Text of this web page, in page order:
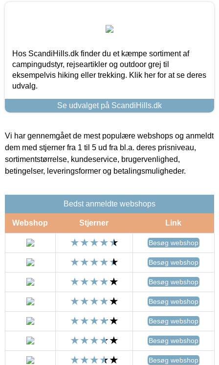
Hos ScandiHills.dk finder du et kæmpe sortiment af
campingudstyr, rejseartikler og outdoor grej til
eksempelvis hiking eller trekking. Klik her for at se deres
udvalg.
Se udvalget på ScandiHills.dk
Vi har gennemgået de mest populære webshops og anmeldt
dem med stjerner fra 1 til 5 ud fra bl.a. deres prisniveau,
sortimentstørrelse, kundeservice, brugervenlighed,
betingelser, leveringsformer og betalingsmuligheder.
Bedst anmeldte webshops
Webshop Stjerner Link
Besøg webshop
Besøg webshop
Besøg webshop
Besøg webshop
Besøg webshop
Besøg webshop
Besøg webshop